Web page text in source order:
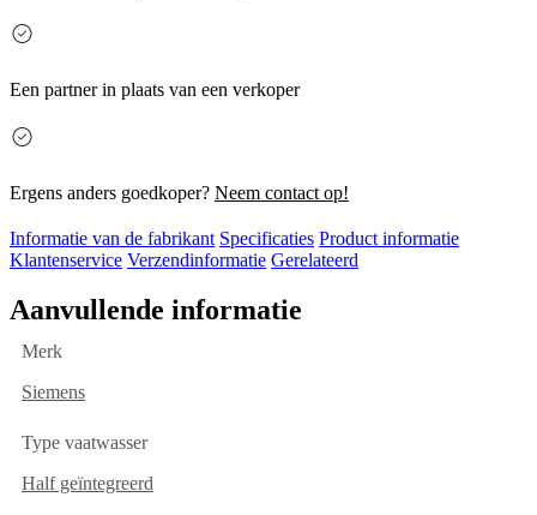
Een partner in plaats van een verkoper
Ergens anders goedkoper? Neem contact op!
Informatie van de fabrikant Specificaties Product informatie
Klantenservice Verzendinformatie Gerelateerd
Aanvullende informatie
Merk
Siemens
Type vaatwasser
Half geïntegreerd